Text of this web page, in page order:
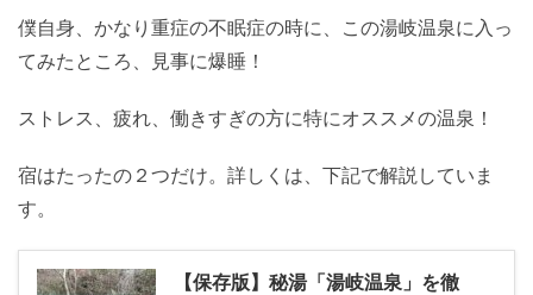
僕自身、かなり重症の不眠症の時に、この湯岐温泉に入っ
てみたところ、見事に爆睡！
ストレス、疲れ、働きすぎの方に特にオススメの温泉！
宿はたったの２つだけ。詳しくは、下記で解説していま
す。
【保存版】秘湯「湯岐温泉」を徹